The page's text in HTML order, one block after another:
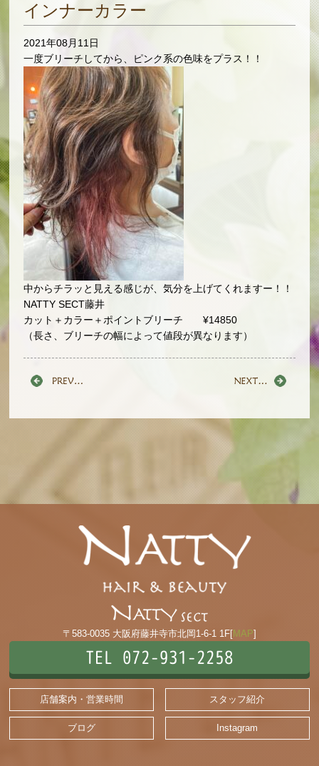
インナーカラー
2021年08月11日
一度ブリーチしてから、ピンク系の色味をプラス！！
中からチラッと見える感じが、気分を上げてくれますー！！
NATTY SECT藤井
カット＋カラー＋ポイントブリーチ ¥14850
（長さ、ブリーチの幅によって値段が異なります）
〒583-0035 大阪府藤井寺市北岡1-6-1 1F[MAP]
TEL 072-931-2258
店舗案内・営業時間 スタッフ紹介
ブログ Instagram